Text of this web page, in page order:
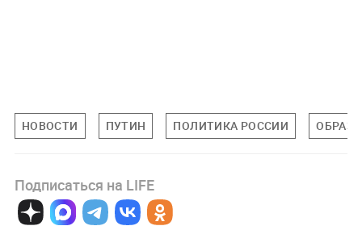
НОВОСТИ ПУТИН ПОЛИТИКА РОССИИ
Подписаться на LIFE